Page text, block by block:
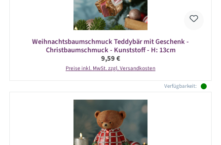
Weihnachtsbaumschmuck Teddybär mit Geschenk -
Christbaumschmuck - Kunststoff - H: 13cm
Regulärer Preis:
9,59 €
Preise inkl. MwSt. zzgl. Versandkosten
Verfügbarkeit: